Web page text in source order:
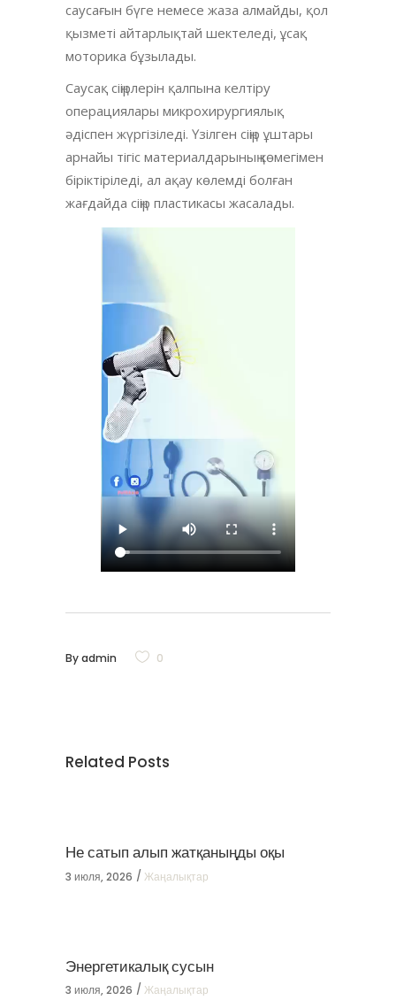
саусағын бүге немесе жаза алмайды, қол
қызметі айтарлықтай шектеледі, ұсақ
моторика бұзылады.
Саусақ сіңірлерін қалпына келтіру
операциялары микрохирургиялық
әдіспен жүргізіледі. Үзілген сіңір ұштары
арнайы тігіс материалдарының көмегімен
біріктіріледі, ал ақау көлемді болған
жағдайда сіңір пластикасы жасалады.
Byadmin 0
Related Posts
Не сатып алып жатқаныңды оқы
3 июля, 2026 Жаңалықтар
Энергетикалық сусын
3 июля, 2026 Жаңалықтар